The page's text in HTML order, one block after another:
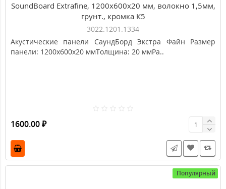
SoundBoard Extrafine, 1200х600х20 мм, волокно 1,5мм,
грунт., кромка К5
3022.1201.1334
Акустические панели СаундБорд Экстра Файн Размер
панели: 1200х600х20 ммТолщина: 20 ммРа..
1600.00 ₽
Популярный